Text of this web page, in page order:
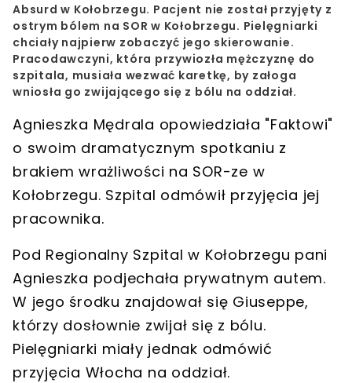
Absurd w Kołobrzegu. Pacjent nie został przyjęty z
ostrym bólem na SOR w Kołobrzegu. Pielęgniarki
chciały najpierw zobaczyć jego skierowanie.
Pracodawczyni, która przywiozła mężczyznę do
szpitala, musiała wezwać karetkę, by załoga
wniosła go zwijającego się z bólu na oddział.
Agnieszka Mędrala opowiedziała "Faktowi"
o swoim dramatycznym spotkaniu z
brakiem wrażliwości na SOR-ze w
Kołobrzegu. Szpital odmówił przyjęcia jej
pracownika.
Pod Regionalny Szpital w Kołobrzegu pani
Agnieszka podjechała prywatnym autem.
W jego środku znajdował się Giuseppe,
którzy dosłownie zwijał się z bólu.
Pielęgniarki miały jednak odmówić
przyjęcia Włocha na oddział.